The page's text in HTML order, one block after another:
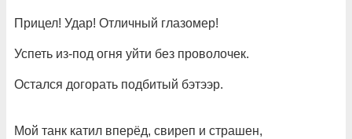
Прицел! Удар! Отличный глазомер!
Успеть из-под огня уйти без проволочек.
Остался догорать подбитый бэтээр.
Мой танк катил вперёд, свиреп и страшен,